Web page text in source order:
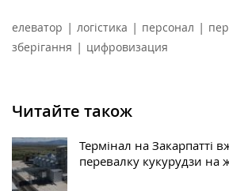
елеватор | логістика | персонал |
зберігання | цифровизация
Читайте також
Термінал на Закарпатті
перевалку кукурудзи на